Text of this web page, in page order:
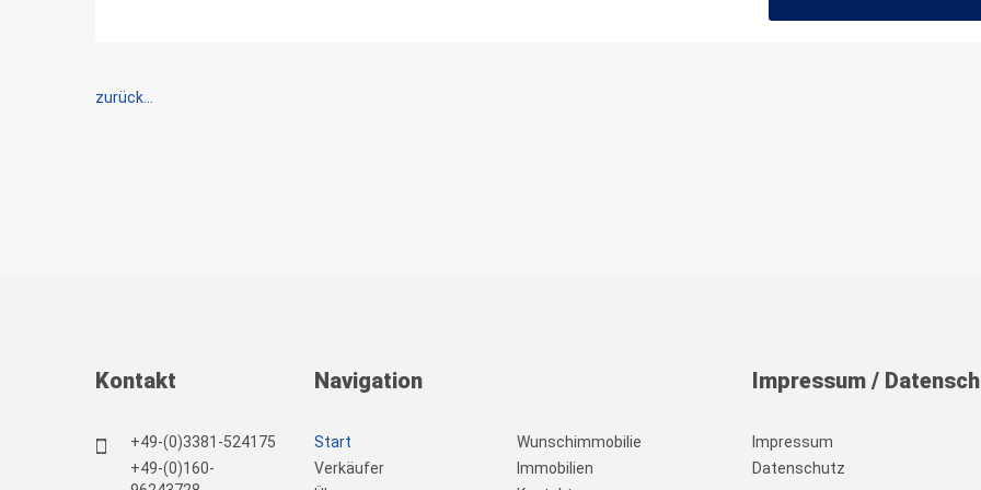
zurück...
Kontakt
+49-(0)3381-524175
+49-(0)160-
Navigation
Start
Wunschimmobilie
Verkäufer
Immobilien
Impressum /
Impressum
Datenschutz